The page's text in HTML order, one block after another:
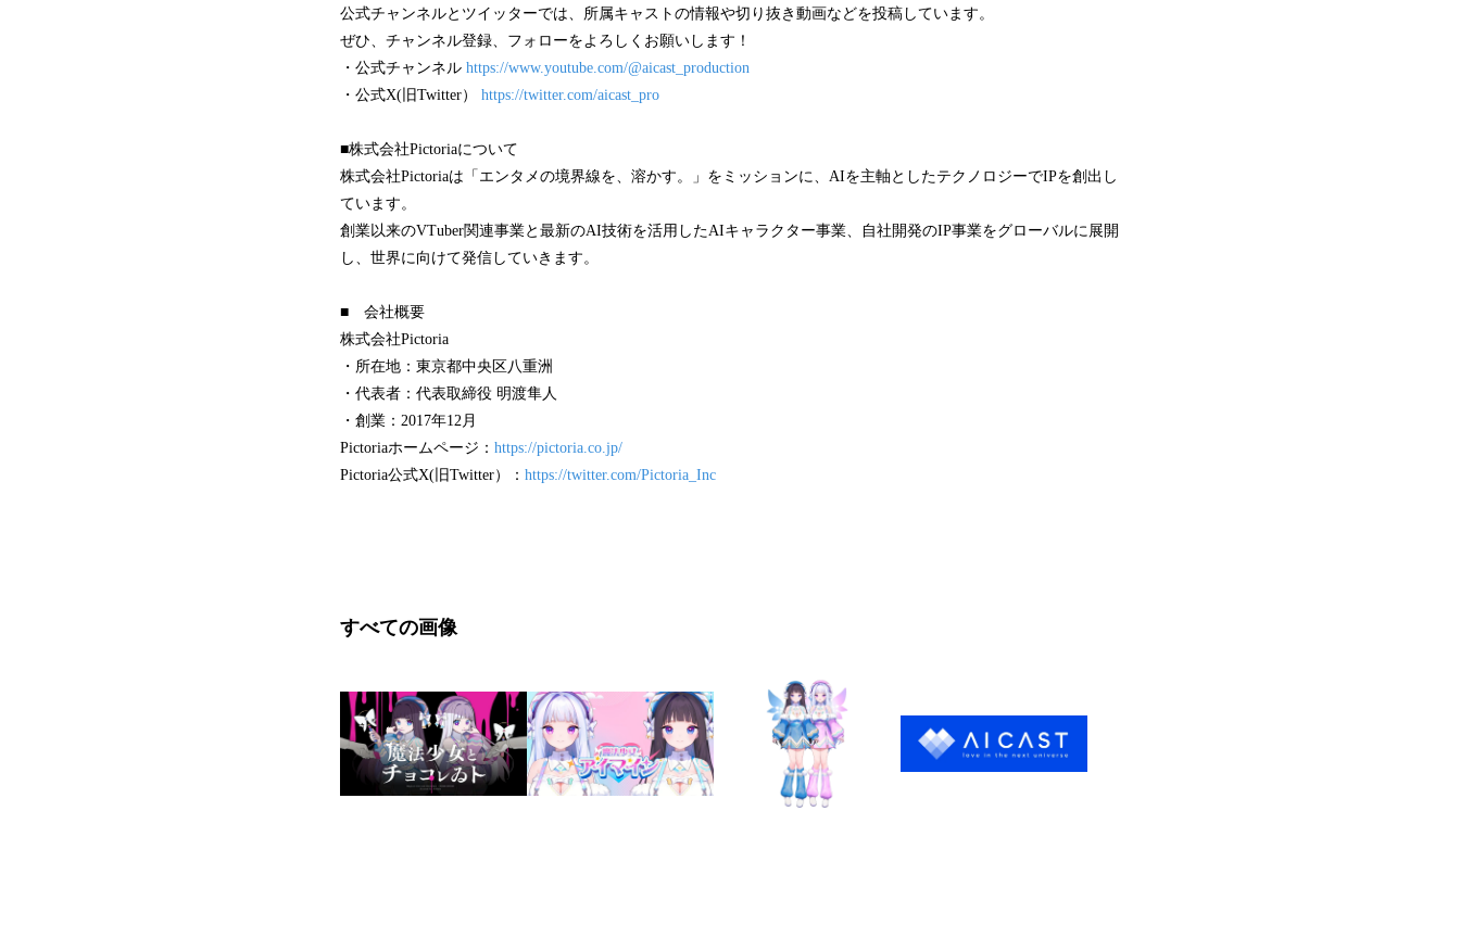
公式チャンネルとツイッターでは、所属キャストの情報や切り抜き動画などを投稿しています。
ぜひ、チャンネル登録、フォローをよろしくお願いします！
・公式チャンネル https://www.youtube.com/@aicast_production
・公式X(旧Twitter） https://twitter.com/aicast_pro
■株式会社Pictoriaについて
株式会社Pictoriaは「エンタメの境界線を、溶かす。」をミッションに、AIを主軸としたテクノロジーでIPを創出し
ています。
創業以来のVTuber関連事業と最新のAI技術を活用したAIキャラクター事業、自社開発のIP事業をグローバルに展開
し、世界に向けて発信していきます。
■ 会社概要
株式会社Pictoria
・所在地：東京都中央区八重洲
・代表者：代表取締役 明渡隼人
・創業：2017年12月
Pictoriaホームページ： https://pictoria.co.jp/
Pictoria公式X(旧Twitter）： https://twitter.com/Pictoria_Inc
すべての画像